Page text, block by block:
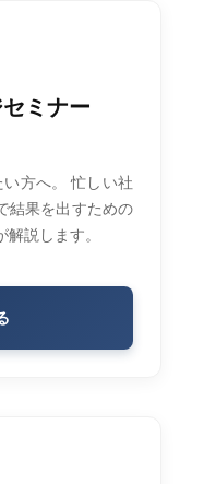
ミナー
方へ。 忙しい社
結果を出すための
説します。